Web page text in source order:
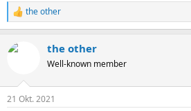
R
e
k
e
the other
the other
Well-known member
21 Okt. 2021